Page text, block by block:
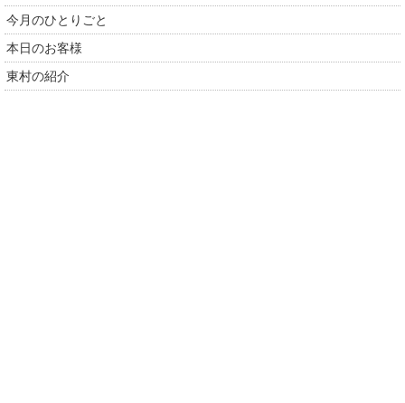
今月のひとりごと
本日のお客様
東村の紹介